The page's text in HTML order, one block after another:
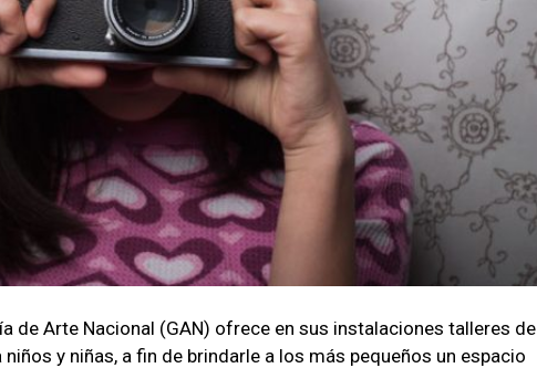
de Arte Nacional (GAN) ofrece en sus instalaciones talleres de
y niñas, a fin de brindarle a los más pequeños un espacio